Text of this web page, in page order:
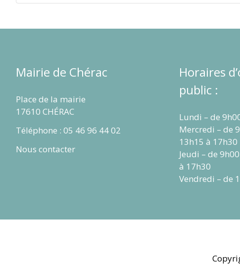
Mairie de Chérac
Place de la mairie
17610 CHÉRAC
Téléphone : 05 46 96 44 02
Nous contacter
Horaires
public :
Lundi – de
Mercredi – de
13h15 à 17h30
Jeudi – de
à 17h30
Vendredi – de